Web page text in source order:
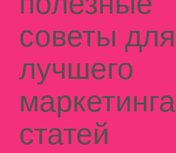
советы для
лучшего
маркетинга
статей